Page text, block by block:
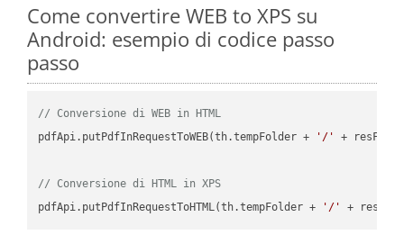
Come convertire WEB to XPS su
Android: esempio di codice passo
passo
// Conversione di WEB in HTML
pdfApi.putPdfInRequestToWEB(th.tempFolder +
'/' +
// Conversione di HTML in XPS
pdfApi.putPdfInRequestToHTML(th.tempFolder +
'/' +